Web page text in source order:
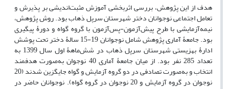
هدف از این پژوهش، بررسی اثربخشی آموزش مثبت‌اندیشی بر پذیرش و
تعامل اجتماعی نوجوانان دختر شهرستان سرپل ذهاب بود. روش پژوهش،
نیمه‌آزمایشی با طرح پیش‌آزمون-پس‌آزمون با گروه گواه و دورۀ پیگیری
بود. جامعۀ آماری پژوهش شامل نوجوانان 19-15 سالۀ دختر تحت پوشش
ادارۀ بهزیستی شهرستان سرپل ذهاب در شش‌ماهۀ اول سال 1399 به
تعداد 285 نفر بود. از میان جامعۀ آماری 40 نوجوان به‌صورت هدفمند
انتخاب و به‌صورت تصادفی در دو گروه آزمایش و گواه جایگزین شدند (20
نوجوان در گروه آزمایش و 20 نوجوان در گروه گواه). نوجوانان حاضر در